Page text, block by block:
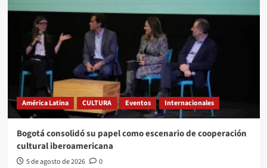
América Latina CULTURA Eventos Internacionales
Bogotá consolidó su papel como escenario de cooperación
cultural iberoamericana
5 de agosto de 2026 0